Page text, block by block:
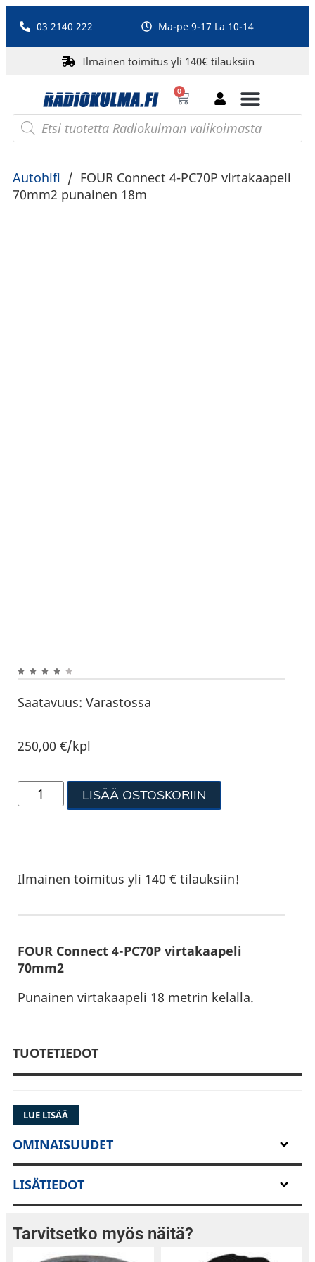
03 2140 222 Ma-pe 9-17 La 10-14
Ilmainen toimitus yli 140€ tilauksiin
0
Autohifi / FOUR Connect 4-PC70P virtakaapeli
70mm2 punainen 18m
Saatavuus: Varastossa
250,00€/kpl
LISÄÄ OSTOSKORIIN
Ilmainen toimitus yli 140 € tilauksiin!
FOUR Connect 4-PC70P virtakaapeli
70mm2
Punainen virtakaapeli 18 metrin kelalla.
TUOTETIEDOT
LUE LISÄÄ
OMINAISUUDET
LISÄTIEDOT
Tarvitsetko myös näitä?